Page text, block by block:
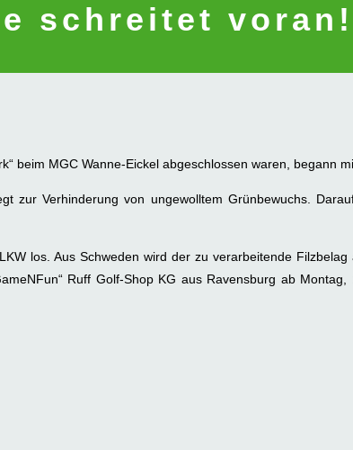
schreitet voran!
beim MGC Wanne-Eickel abgeschlossen waren, begann
zur Verhinderung von ungewolltem Grünbewuchs.
los. Aus Schweden wird der zu verarbeitende
Ruff Golf-Shop KG aus Ravensburg ab